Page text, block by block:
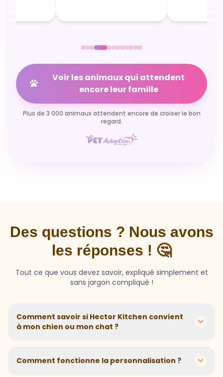
Voir les animaux qui attendent
encore leur famille
Plus de 3 000 animaux attendent encore de croiser le bon
regard.
Des questions ? Nous avons
les réponses ! 🤔
Tout ce que vous devez savoir, expliqué simplement et
sans jargon compliqué !
Comment savoir si Hector Kitchen convient
à mon chien ou mon chat ?
recettes personnalisées selon l'âge, la race, le poids et
les sensibilités de votre compagnon. Si votre animal a
Comment fonctionne la personnalisation ?